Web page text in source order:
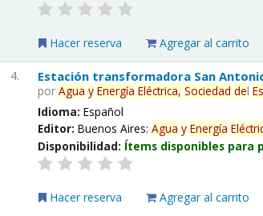
Hacer reserva Agregar al carrito
4. Estación transformadora San
porAgua y Energía Eléctrica, Sociedad del
Idioma:Español
Editor:Buenos Aires:Agua y Energía
Disponibilidad: Ítems disponibles para
Hacer reserva Agregar al carrito